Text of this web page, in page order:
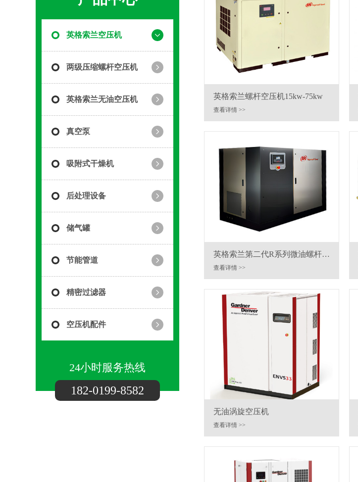
英格索兰空压机
两级压缩螺杆空压机
英格索兰无油空压机
真空泵
吸附式干燥机
后处理设备
储气罐
节能管道
精密过滤器
空压机配件
24小时服务热线
182-0199-8582
英格索兰螺杆空压机15kw-75kw
查看详情 >>
英格索兰第二代R系列微油螺杆空
压机
查看详情 >>
无油涡旋空压机
查看详情 >>